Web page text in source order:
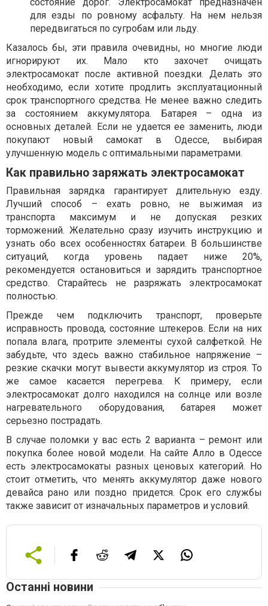
для езды по ровному асфальту. На нем нельзя
передвигаться по сугробам или льду.
Казалось бы, эти правила очевидны, но многие люди
игнорируют их. Мало кто захочет очищать
электросамокат после активной поездки. Делать это
необходимо, если хотите продлить эксплуатационный
срок транспортного средства. Не менее важно следить
за состоянием аккумулятора. Батарея – одна из
основных деталей. Если не удается ее заменить, люди
покупают новый самокат в Одессе, выбирая
улучшенную модель с оптимальными параметрами.
Как правильно заряжать электросамокат
Правильная зарядка гарантирует длительную езду.
Лучший способ – ехать ровно, не выжимая из
транспорта максимум и не допуская резких
торможений. Желательно сразу изучить инструкцию и
узнать обо всех особенностях батареи. В большинстве
ситуаций, когда уровень падает ниже 20%,
рекомендуется остановиться и зарядить транспортное
средство. Старайтесь не разряжать электросамокат
полностью.
Прежде чем подключить транспорт, проверьте
исправность провода, состояние штекеров. Если на них
попала влага, протрите элементы сухой салфеткой. Не
забудьте, что здесь важно стабильное напряжение –
резкие скачки могут вывести аккумулятор из строя. То
же самое касается перегрева. К примеру, если
электросамокат долго находился на солнце или возле
нагревательного оборудования, батарея может
серьезно пострадать.
В случае поломки у вас есть 2 варианта – ремонт или
покупка более новой модели. На сайте Алло в Одессе
есть электросамокаты разных ценовых категорий. Но
стоит отметить, что менять аккумулятор даже нового
девайса рано или поздно придется. Срок его службы
также зависит от изначальных параметров и условий.
Останні новини